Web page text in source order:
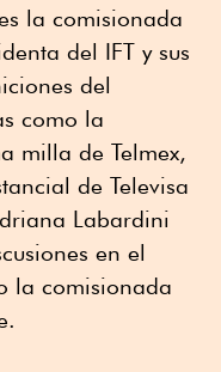
la comisionada
del IFT y sus
del
como la
milla de Telmex,
de Televisa
Labardini
en el
la comisionada